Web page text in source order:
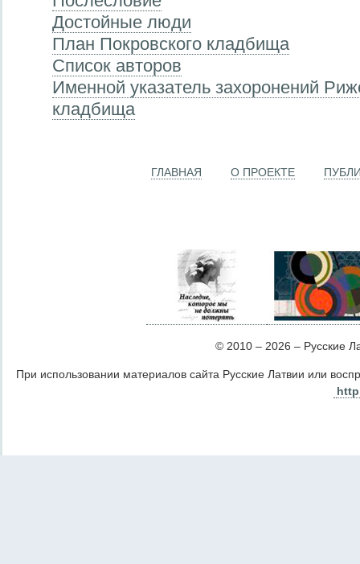
Достойные люди
План Покровского кладбища
Список авторов
Именной указатель захоронений
кладбища
ГЛАВНАЯ О ПРОЕКТЕ
© 2010 – 2026 – Русские
При использовании материалов сайта Русские Латвии или